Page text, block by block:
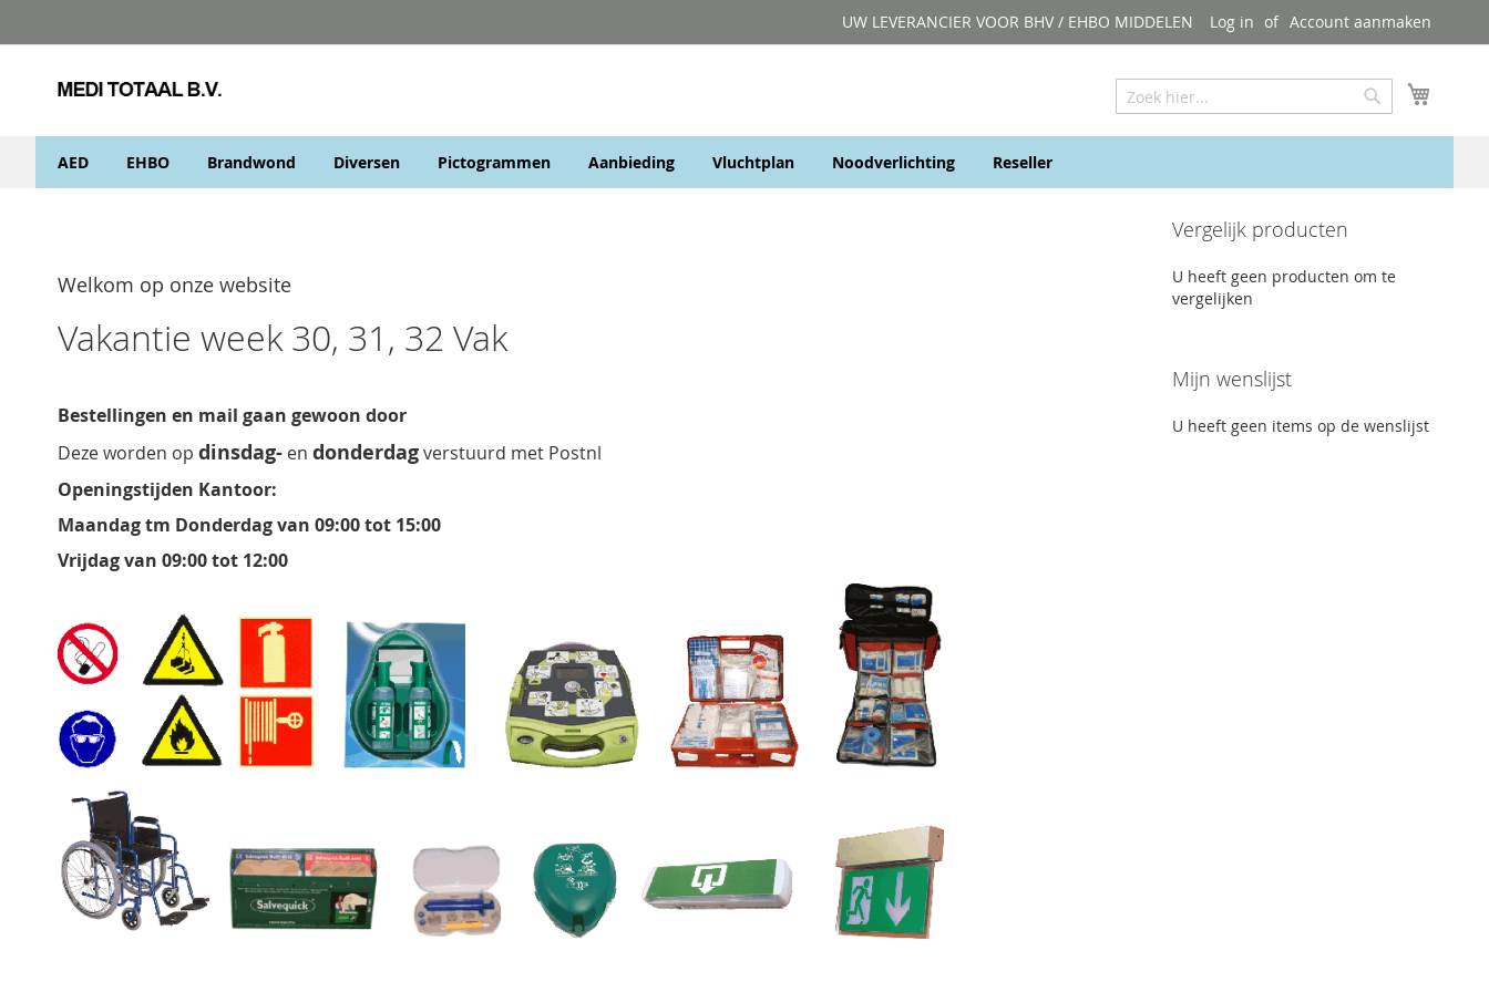
to
UW LEVERANCIER VOOR BHV / EHBO MIDDELEN Log in Account aanmaken
Zoeken
AED
EHBO Brandwond Diversen Pictogrammen Aanbieding Vluchtplan Noodverlichting Reseller
Welkom op onze website
Vakantie week 30, 31, 32 Vak
Bestellingen en mail gaan gewoon door
Deze worden op dinsdag- en donderdagverstuurd met Postnl
Openingstijden Kantoor:
Maandag tm Donderdag van 09:00 tot 15:00
Vrijdag van 09:00 tot 12:00
Vergelijk producten
U heeft geen producten om te
vergelijken
Mijn wenslijst
U heeft geen items op de wenslijst